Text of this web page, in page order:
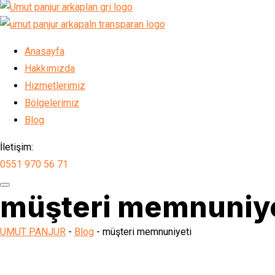
Anasayfa
Hakkımızda
Hizmetlerimiz
Bölgelerimiz
Blog
İletişim:
0551 970 56 71
müşteri
UMUT PANJUR - Blog - müşteri memnuniyeti